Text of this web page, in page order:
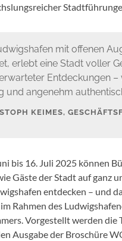
mit offenen
erlebt eine Stadt voller
Entdeckungen –
und angenehm
KEIMES,
bis 16. Juli 2025 können
Gäste der Stadt auf ganz
entdecken – und
Rahmen des
Vorgestellt werden die
Ausgabe der Broschüre